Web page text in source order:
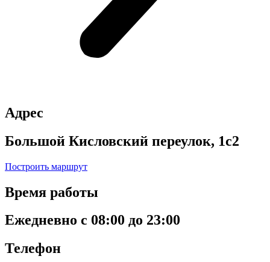
Адрес
Большой Кисловский переулок, 1с2
Построить маршрут
Время работы
Ежедневно с 08:00 до 23:00
Телефон